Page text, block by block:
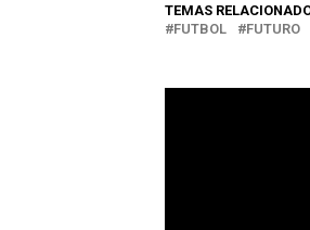
TEMAS
FUTBOL
FUTURO